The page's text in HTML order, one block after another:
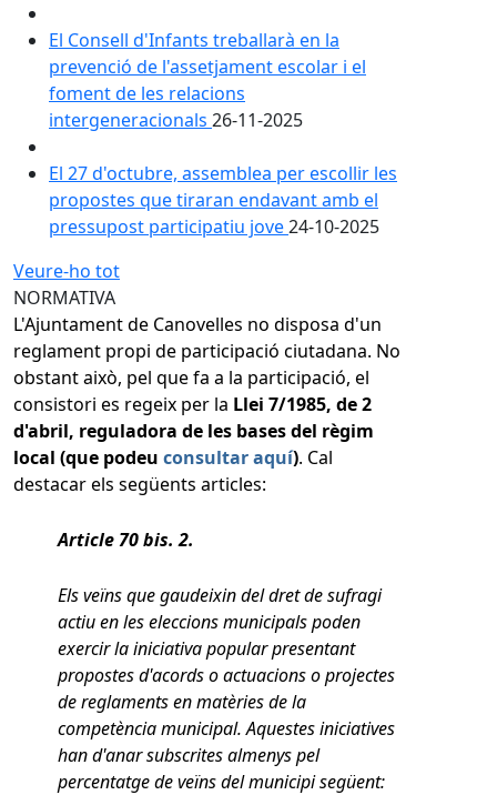
El Consell d'Infants treballarà en la
prevenció de l'assetjament escolar i el
foment de les relacions
intergeneracionals 26-11-2025
El 27 d'octubre, assemblea per escollir les
propostes que tiraran endavant amb el
pressupost participatiu jove24-10-2025
Veure-ho tot
NORMATIVA
L'Ajuntament de Canovelles no disposa d'un
reglament propi de participació ciutadana. No
obstant això, pel que fa a la participació, el
consistori es regeix per la Llei 7/1985, de 2
d'abril, reguladora de les bases del règim
local (que podeu consultar aquí). Cal
destacar els següents articles:
Article 70 bis. 2.
Els veïns que gaudeixin del dret de sufragi
actiu en les eleccions municipals poden
exercir la iniciativa popular presentant
propostes d'acords o actuacions o projectes
de reglaments en matèries de la
competència municipal. Aquestes iniciatives
han d'anar subscrites almenys pel
percentatge de veïns del municipi següent: